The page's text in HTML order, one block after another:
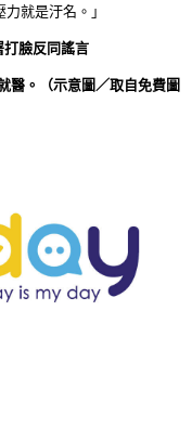
就是汙名。」
臉反同謠言
醫。（示意圖／取自免費圖